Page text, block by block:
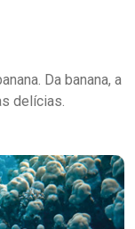
Da banana, a
delícias.